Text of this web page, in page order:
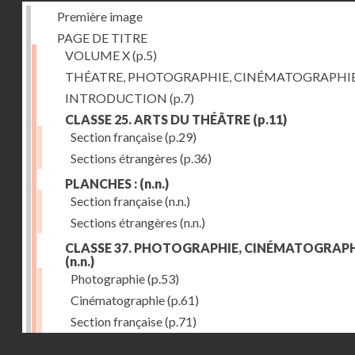
Première image
PAGE DE TITRE
VOLUME X(p.5)
THÉATRE, PHOTOGRAPHIE,
INTRODUCTION (p.7)
CLASSE 25. ARTS DU THÉÂTRE (p.11)
Section française(p.29)
Sections étrangères (p.36)
PLANCHES : (n.n.)
Section française(n.n.)
Sections étrangères (n.n.)
CLASSE 37. PHOTOGRAPHIE,
(n.n.)
Photographie(p.53)
Cinématographie(p.61)
Section française(p.71)